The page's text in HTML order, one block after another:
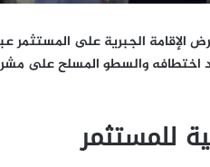
الإقامة الجبرية على
والسطو المسلح على
للمستثمر